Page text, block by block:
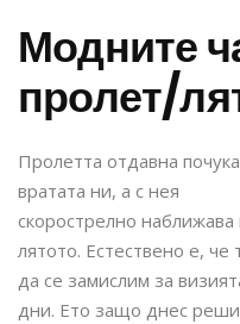
Модните
пролет/
Пролетта отдавна
вратата ни, а с нея
скорострелно наближава
лятото. Естествено е, че
да се замислим за
дни. Ето защо днес